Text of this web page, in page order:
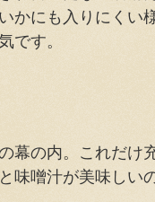
かにも入りにくい
です。
幕の内。これだけ
味噌汁が美味しい